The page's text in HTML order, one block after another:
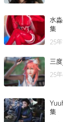
水
集
25
三
25
集